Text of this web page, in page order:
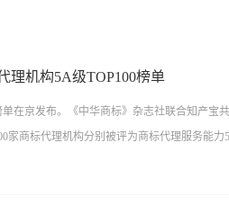
理机构5A级TOP100榜单
在京发布。《中华商标》杂志社联合知产宝
家商标代理机构分别被评为商标代理服务能力